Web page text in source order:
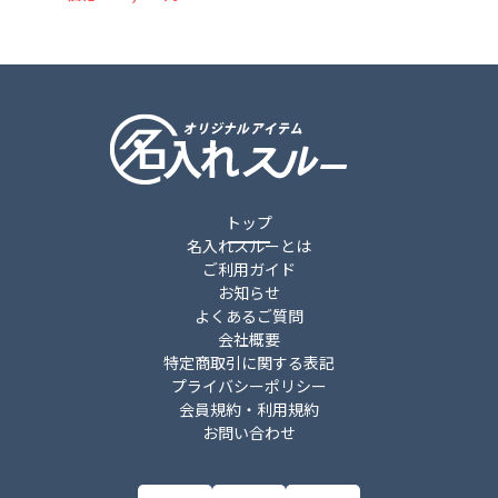
トップ
名入れスルーとは
ご利用ガイド
お知らせ
よくあるご質問
会社概要
特定商取引に関する表記
プライバシーポリシー
会員規約・利用規約
お問い合わせ